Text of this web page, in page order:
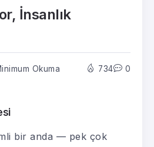
İnsanlık
Okuma 734 0
bir anda — pek çok